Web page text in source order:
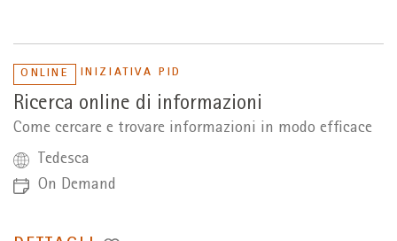
ONLINE INIZIATIVA PID
Ricerca online di informazioni
Come cercare e trovare informazioni in modo efficace
Tedesca
On Demand